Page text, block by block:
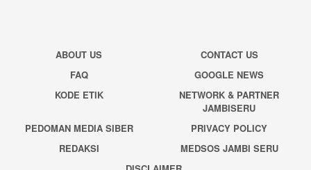
ABOUT US
CONTACT US
FAQ
GOOGLE NEWS
KODE ETIK
NETWORK & PARTNER
JAMBISERU
PEDOMAN MEDIA SIBER
PRIVACY POLICY
REDAKSI
MEDSOS JAMBI SERU